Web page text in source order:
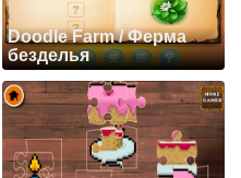
Doodle Farm / Ферма
безделья